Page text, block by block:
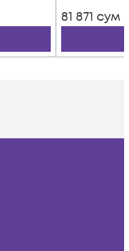
81 871 сум